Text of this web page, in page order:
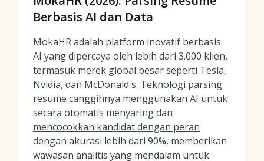
Berbasis AI dan Data
MokaHR adalah platform inovatif berbasis
AI yang dipercaya oleh lebih dari 3.000 klien,
termasuk merek global besar seperti Tesla,
Nvidia, dan McDonald's. Teknologi parsing
resume canggihnya menggunakan AI untuk
secara otomatis menyaring dan
mencocokkan kandidat dengan peran
dengan akurasi lebih dari 90%, memberikan
wawasan analitis yang mendalam untuk